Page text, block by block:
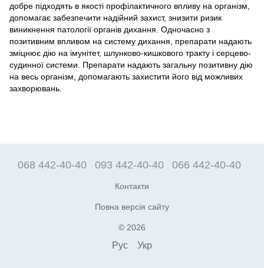
добре підходять в якості профілактичного впливу на організм,
допомагає забезпечити надійний захист, знизити ризик
виникнення патології органів дихання. Одночасно з
позитивним впливом на систему дихання, препарати надають
зміцнює дію на імунітет, шлунково-кишкового тракту і серцево-
судинної системи. Препарати надають загальну позитивну дію
на весь організм, допомагають захистити його від можливих
захворювань.
068 442-40-40 093 442-40-40 066 442-40-40
Контакти
Повна версія сайту
© 2026
Рус Укр